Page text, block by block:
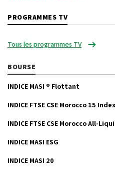
PROGRAMMES TV
Tous les programmes TV
BOURSE
INDICE MASI ® Flottant
INDICE FTSE CSE Morocco 15 Index
INDICE FTSE CSE Morocco All-
INDICE MASI ESG
INDICE MASI 20